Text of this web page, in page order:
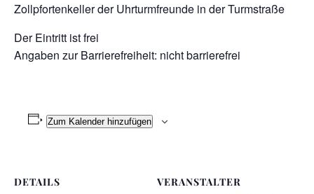
Zollpfortenkeller der Uhrturmfreunde in der Turmstraße
Der Eintritt ist frei
Angaben zur Barrierefreiheit: nicht barrierefrei
Zum Kalender hinzufügen
DETAILS VERANSTALTER